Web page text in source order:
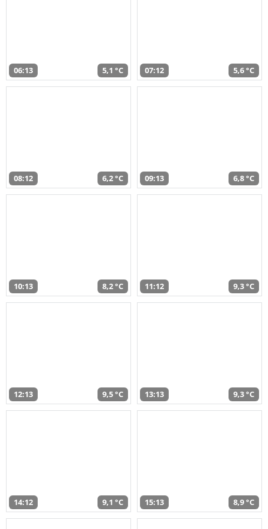
06:13 5,1 °C 07:12 5,6 °C
08:12 6,2 °C 09:13 6,8 °C
10:13 8,2 °C 11:12 9,3 °C
12:13 9,5 °C 13:13 9,3 °C
14:12 9,1 °C 15:13 8,9 °C